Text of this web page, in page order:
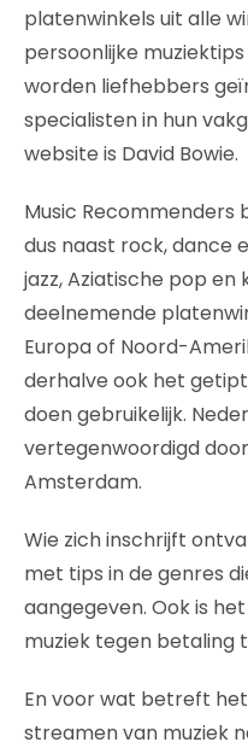
platenwinkels uit alle
persoonlijke
worden liefhebbers
specialisten in hun
website is David Bowie.
Music Recommenders
dus naast rock, dance
jazz, Aziatische pop en
deelnemende
Europa of Noord-
derhalve ook het
doen gebruikelijk.
vertegenwoordigd
Amsterdam.
Wie zich inschrijft
met tips in de genres
aangegeven. Ook is
muziek tegen betaling
En voor wat betreft
streamen van muziek